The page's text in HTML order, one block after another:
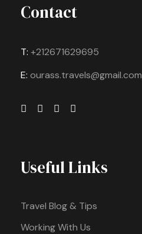
Contact
T: +212671629695
E: ourass.travels@gmail.com
Useful Links
Travel Blog & Tips
Working With Us